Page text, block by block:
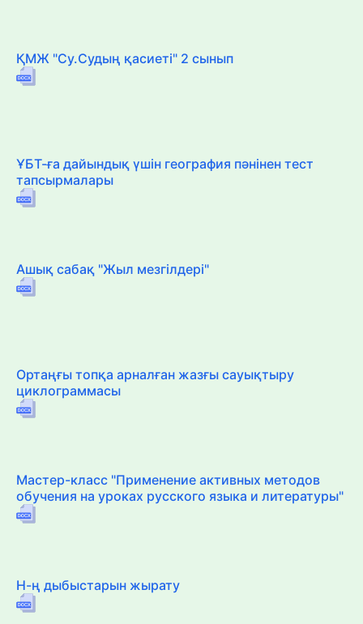
ҚМЖ "Су.Судың қасиеті" 2 сынып
ҰБТ-ға дайындық үшін география пәнінен тест
тапсырмалары
Ашық сабақ "Жыл мезгілдері"
Ортаңғы топқа арналған жазғы сауықтыру
циклограммасы
Мастер-класс "Применение активных методов
обучения на уроках русского языка и литературы"
Н-ң дыбыстарын жырату